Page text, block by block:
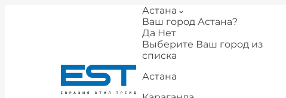
Астана
Ваш город Астана?
Да Нет
Выберите Ваш город из
списка
Астана